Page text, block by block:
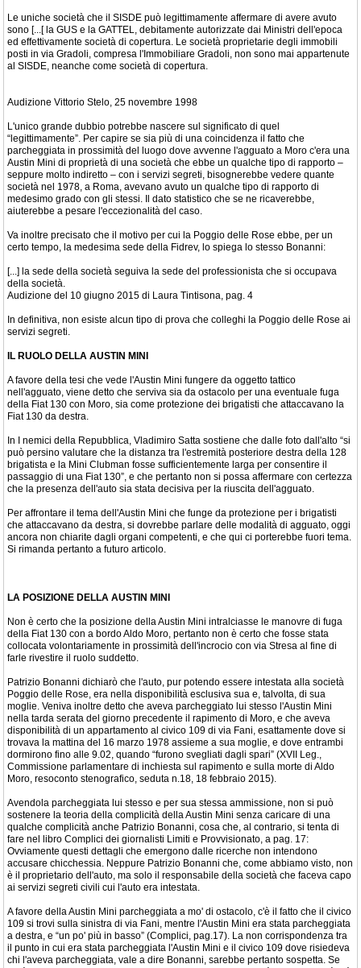
Le uniche società che il SISDE può legittimamente affermare di avere avuto
sono [...[ la GUS e la GATTEL, debitamente autorizzate dai Ministri dell'epoca
ed effettivamente società di copertura. Le società proprietarie degli immobili
posti in via Gradoli, compresa l'Immobiliare Gradoli, non sono mai appartenute
al SISDE, neanche come società di copertura.
Audizione Vittorio Stelo, 25 novembre 1998
L'unico grande dubbio potrebbe nascere sul significato di quel
“legittimamente”. Per capire se sia più di una coincidenza il fatto che
parcheggiata in prossimità del luogo dove avvenne l'agguato a Moro c'era una
Austin Mini di proprietà di una società che ebbe un qualche tipo di rapporto –
seppure molto indiretto – con i servizi segreti, bisognerebbe vedere quante
società nel 1978, a Roma, avevano avuto un qualche tipo di rapporto di
medesimo grado con gli stessi. Il dato statistico che se ne ricaverebbe,
aiuterebbe a pesare l'eccezionalità del caso.
Va inoltre precisato che il motivo per cui la Poggio delle Rose ebbe, per un
certo tempo, la medesima sede della Fidrev, lo spiega lo stesso Bonanni:
[...] la sede della società seguiva la sede del professionista che si occupava
della società.
Audizione del 10 giugno 2015 di Laura Tintisona, pag. 4
In definitiva, non esiste alcun tipo di prova che colleghi la Poggio delle Rose ai
servizi segreti.
IL RUOLO DELLA AUSTIN MINI
A favore della tesi che vede l'Austin Mini fungere da oggetto tattico
nell'agguato, viene detto che serviva sia da ostacolo per una eventuale fuga
della Fiat 130 con Moro, sia come protezione dei brigatisti che attaccavano la
Fiat 130 da destra.
In I nemici della Repubblica, Vladimiro Satta sostiene che dalle foto dall'alto “si
può persino valutare che la distanza tra l'estremità posteriore destra della 128
brigatista e la Mini Clubman fosse sufficientemente larga per consentire il
passaggio di una Fiat 130”, e che pertanto non si possa affermare con certezza
che la presenza dell'auto sia stata decisiva per la riuscita dell'agguato.
Per affrontare il tema dell'Austin Mini che funge da protezione per i brigatisti
che attaccavano da destra, si dovrebbe parlare delle modalità di agguato, oggi
ancora non chiarite dagli organi competenti, e che qui ci porterebbe fuori tema.
Si rimanda pertanto a futuro articolo.
LA POSIZIONE DELLA AUSTIN MINI
Non è certo che la posizione della Austin Mini intralciasse le manovre di fuga
della Fiat 130 con a bordo Aldo Moro, pertanto non è certo che fosse stata
collocata volontariamente in prossimità dell'incrocio con via Stresa al fine di
farle rivestire il ruolo suddetto.
Patrizio Bonanni dichiarò che l'auto, pur potendo essere intestata alla società
Poggio delle Rose, era nella disponibilità esclusiva sua e, talvolta, di sua
moglie. Veniva inoltre detto che aveva parcheggiato lui stesso l'Austin Mini
nella tarda serata del giorno precedente il rapimento di Moro, e che aveva
disponibilità di un appartamento al civico 109 di via Fani, esattamente dove si
trovava la mattina del 16 marzo 1978 assieme a sua moglie, e dove entrambi
dormirono fino alle 9.02, quando “furono svegliati dagli spari” (XVII Leg.,
Commissione parlamentare di inchiesta sul rapimento e sulla morte di Aldo
Moro, resoconto stenografico, seduta n.18, 18 febbraio 2015).
Avendola parcheggiata lui stesso e per sua stessa ammissione, non si può
sostenere la teoria della complicità della Austin Mini senza caricare di una
qualche complicità anche Patrizio Bonanni, cosa che, al contrario, si tenta di
fare nel libro Complici dei giornalisti Limiti e Provvisionato, a pag. 17:
Ovviamente questi dettagli che emergono dalle ricerche non intendono
accusare chicchessia. Neppure Patrizio Bonanni che, come abbiamo visto, non
è il proprietario dell'auto, ma solo il responsabile della società che faceva capo
ai servizi segreti civili cui l'auto era intestata.
A favore della Austin Mini parcheggiata a mo' di ostacolo, c'è il fatto che il civico
109 si trovi sulla sinistra di via Fani, mentre l'Austin Mini era stata parcheggiata
a destra, e “un po' più in basso” (Complici, pag.17). La non corrispondenza tra
il punto in cui era stata parcheggiata l'Austin Mini e il civico 109 dove risiedeva
chi l'aveva parcheggiata, vale a dire Bonanni, sarebbe pertanto sospetta. Se